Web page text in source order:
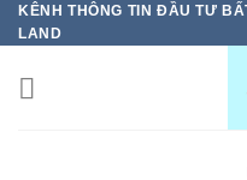
Bỏ
qua
nội
dung
KÊNH THÔNG TIN ĐẦU TƯ
LAND